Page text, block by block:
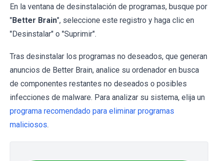
En la ventana de desinstalación de programas, busque por
"Better Brain", seleccione este registro y haga clic en
"Desinstalar" o "Suprimir".
Tras desinstalar los programas no deseados, que generan
anuncios de Better Brain, analice su ordenador en busca
de componentes restantes no deseados o posibles
infecciones de malware. Para analizar su sistema, elija un
programa recomendado para eliminar programas
maliciosos.